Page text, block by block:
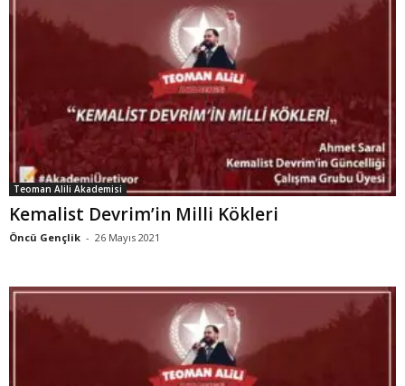
Teoman Alili Akademisi
Kemalist Devrim’in Milli Kökleri
Öncü Gençlik - 26 Mayıs 2021